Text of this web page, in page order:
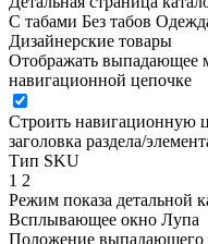
С табами Без табов
Дизайнерские товары
Отображать выпадающее
навигационной цепочке
Строить навигационную
заголовка раздела/
Тип SKU
1 2
Режим показа детальной
Всплывающее окно Лупа
Положение выпадающего